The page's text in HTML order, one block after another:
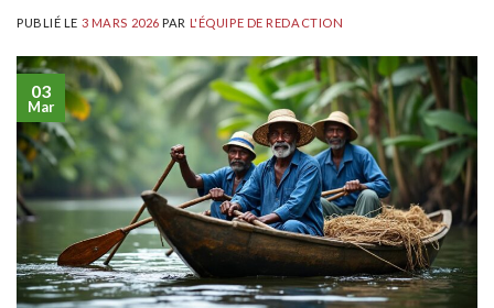
PUBLIÉ LE 3 MARS 2026 PAR L'ÉQUIPE DE REDACTION
03
Mar